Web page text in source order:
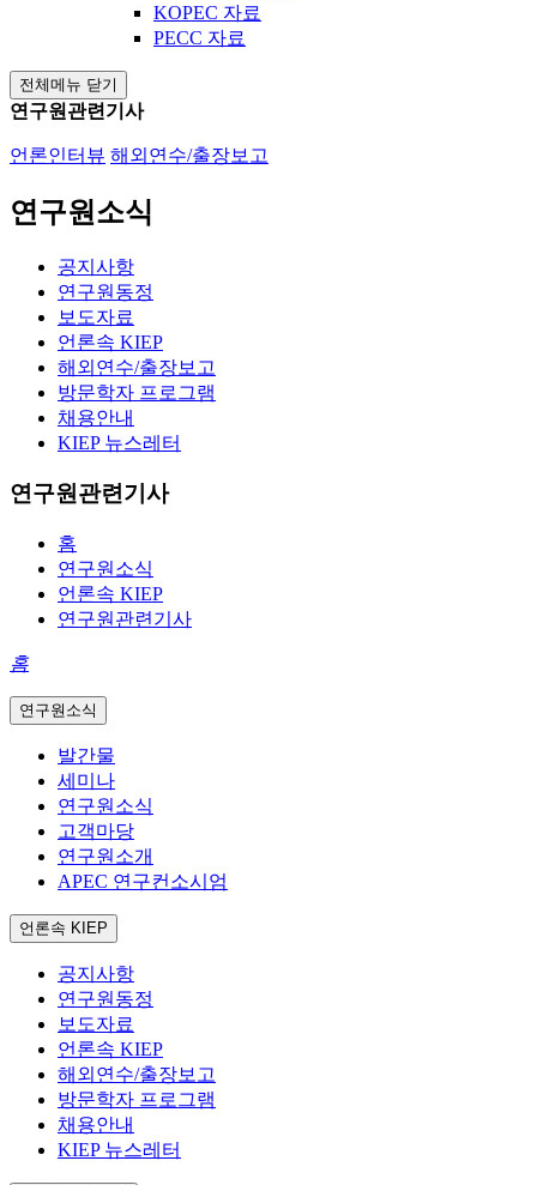
KOPEC 자료
PECC 자료
전체메뉴 닫기
연구원관련기사
언론인터뷰 해외연수/출장보고
연구원소식
공지사항
연구원동정
보도자료
언론속 KIEP
해외연수/출장보고
방문학자 프로그램
채용안내
KIEP 뉴스레터
연구원관련기사
홈
연구원소식
언론속 KIEP
연구원관련기사
홈
연구원소식
발간물
세미나
연구원소식
고객마당
연구원소개
APEC 연구컨소시엄
언론속 KIEP
공지사항
연구원동정
보도자료
언론속 KIEP
해외연수/출장보고
방문학자 프로그램
채용안내
KIEP 뉴스레터